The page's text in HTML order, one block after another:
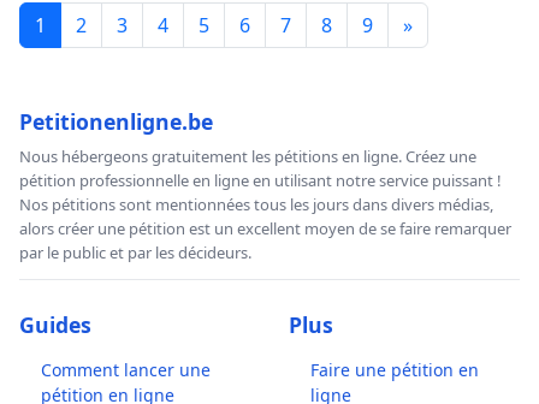
1 2 3 4 5 6 7 8 9 »
Petitionenligne.be
Nous hébergeons gratuitement les pétitions en ligne. Créez une
pétition professionnelle en ligne en utilisant notre service puissant !
Nos pétitions sont mentionnées tous les jours dans divers médias,
alors créer une pétition est un excellent moyen de se faire remarquer
par le public et par les décideurs.
Guides
Comment lancer une
pétition en ligne
Plus
Faire une pétition en
ligne